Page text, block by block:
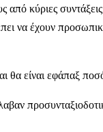
κύριες
να έχουν
θα είναι εφάπαξ